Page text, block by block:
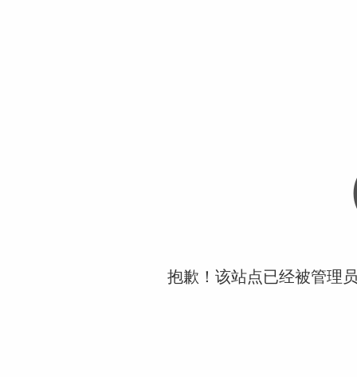
抱歉！该站点已经被管理